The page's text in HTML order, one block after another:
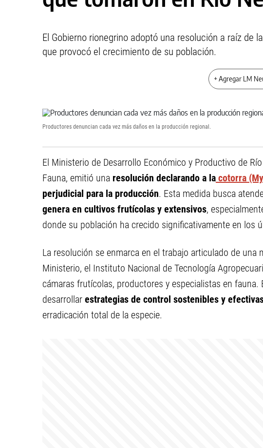
El Gobierno rionegrino adoptó una resolución a raíz de
que provocó el crecimiento de su población.
+ Agregar LM
Productores denuncian cada vez más daños en la producción regional.
El Ministerio de Desarrollo Económico y Productivo de
Fauna, emitió una resolución declarando a la cotorra
perjudicial para la producción. Esta medida busca
genera en cultivos frutícolas y extensivos,
donde su población ha crecido significativamente en los
La resolución se enmarca en el trabajo articulado de
Ministerio, el Instituto Nacional de Tecnología
cámaras frutícolas, productores y especialistas en
desarrollar estrategias de control sostenibles y
erradicación total de la especie.